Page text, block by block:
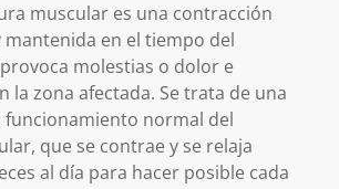
muscular es una contracción
en el tiempo del
molestias o dolor e
la zona afectada. Se trata de una
funcionamiento normal del
que se contrae y se relaja
al día para hacer posible cada